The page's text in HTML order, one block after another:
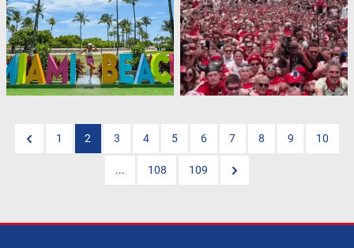
1 2 3 4 5 6 7 8 9 10
... 108 109